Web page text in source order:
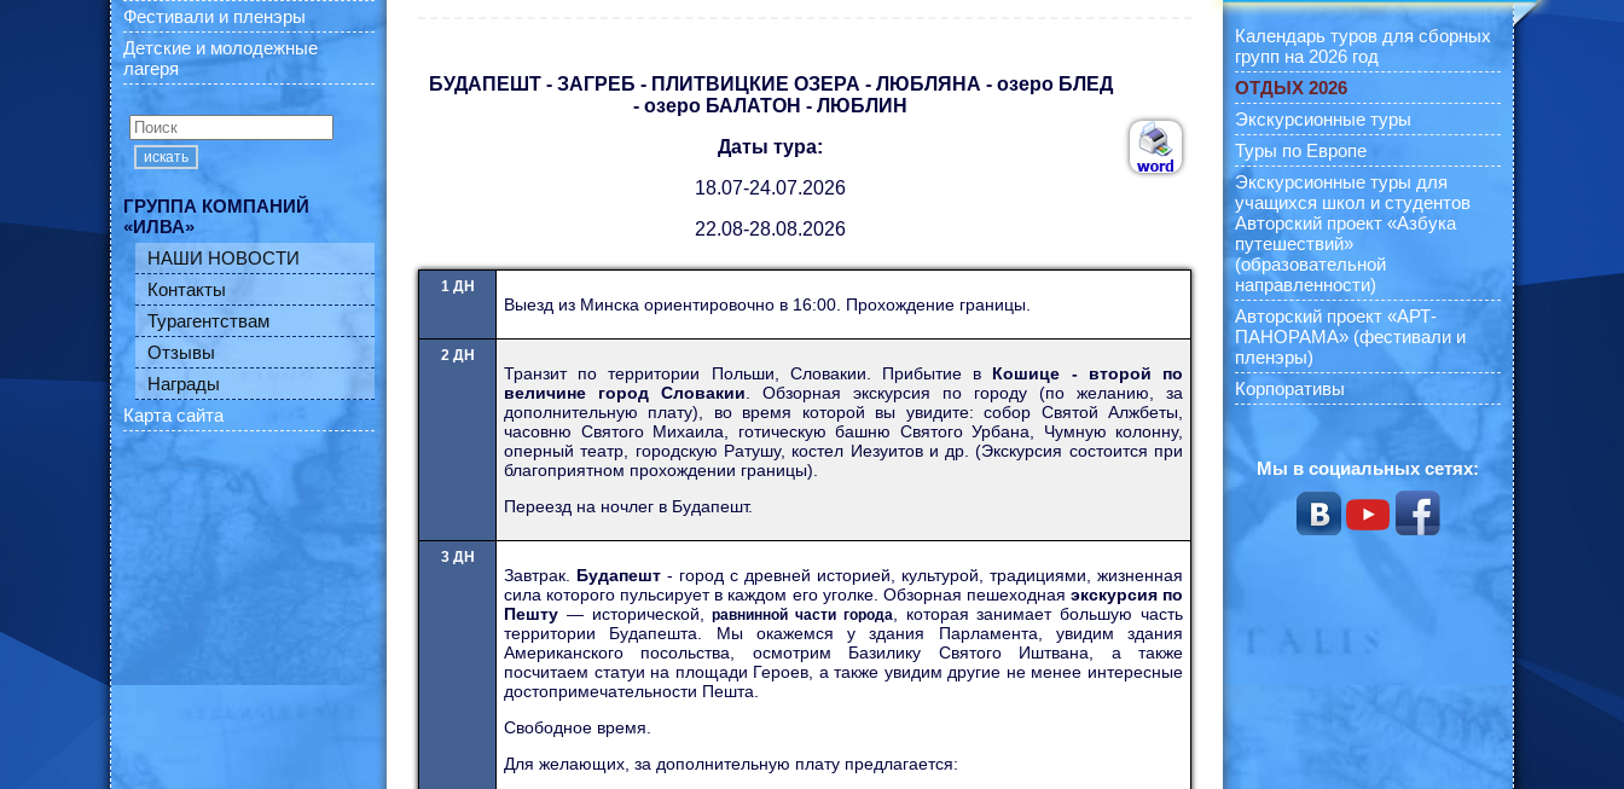
Фестивали и пленэры
Детские и молодежные
лагеря
искать
ГРУППА КОМПАНИЙ
«ИЛВА»
НАШИ НОВОСТИ
Контакты
Турагентствам
Отзывы
Награды
Карта сайта
БУДАПЕШТ - ЗАГРЕБ - ПЛИТВИЦКИЕ ОЗЕРА - ЛЮБЛЯНА - озеро БЛЕД
- озеро БАЛАТОН - ЛЮБЛИН
Даты тура:
18.07-24.07.2026
22.08-28.08.2026
1 ДН
Выезд из Минска ориентировочно в 16:00. Прохождение границы.
2 ДН
Транзит по территории Польши, Словакии. Прибытие в Кошице - второй по
величине город Словакии . Обзорная экскурсия по городу (по желанию, за
дополнительную плату), во время которой вы увидите: собор Святой Алжбеты,
часовню Святого Михаила, готическую башню Святого Урбана, Чумную колонну,
оперный театр, городскую Ратушу, костел Иезуитов и др. (Экскурсия состоится при
благоприятном прохождении границы).
Переезд на ночлег в Будапешт.
3 ДН
Завтрак. Будапешт - город с древней историей, культурой, традициями, жизненная
сила которого пульсирует в каждом его уголке. Обзорная пешеходная экскурсия по
Пешту — исторической,равнинной части города , которая занимает большую часть
территории Будапешта. Мы окажемся у здания Парламента, увидим здания
Американского посольства, осмотрим Базилику Святого Иштвана, а также
посчитаем статуи на площади Героев, а также увидим другие не менее интересные
достопримечательности Пешта.
Свободное время.
Для желающих, за дополнительную плату предлагается:
Календарь туров для сборных
групп на 2026 год
ОТДЫХ 2026
Экскурсионные туры
Туры по Европе
Экскурсионные туры для
учащихся школ и студентов
Авторский проект «Азбука
путешествий»
(образовательной
направленности)
Авторский проект «АРТ-
ПАНОРАМА» (фестивали и
пленэры)
Корпоративы
Мы в социальных сетях: